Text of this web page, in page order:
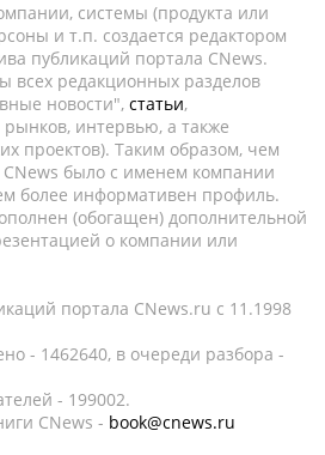
системы (продукта или
и т.п. создается редактором
публикаций портала CNews.
всех редакционных разделов
новости", статьи,
интервью, а также
проектов). Таким образом, чем
было с именем компании
более информативен профиль.
(обогащен) дополнительной
о компании или
портала CNews.ru c 11.1998
- 1462640, в очереди разбора -
- 199002.
CNews - book@cnews.ru